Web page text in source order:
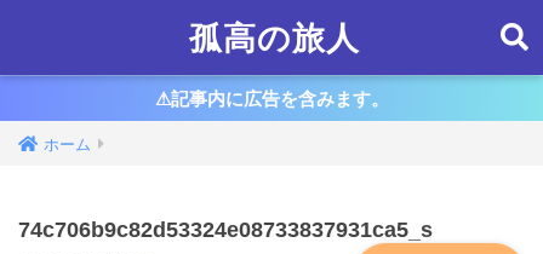
孤高の旅人
⚠︎記事内に広告を含みます。
ホーム
74c706b9c82d53324e08733837931ca5_s